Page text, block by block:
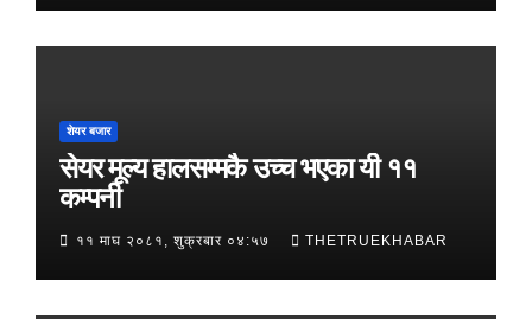
शेयर बजार
सेयर मूल्य हालसम्मकै उच्च भएका यी ११
कम्पनी
११ माघ २०८१, शुक्रबार ०४:५७ THETRUEKHABAR